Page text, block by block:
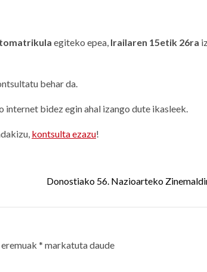
egiteko epea, Irailaren 15etik 26ra
behar da.
bidez egin ahal izango dute ikasleek.
kontsulta ezazu!
Donostiako 56. Nazioarteko
* markatuta daude